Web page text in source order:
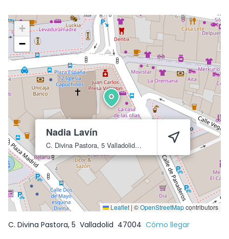
Nadia Lavín
C. Divina Pastora, 5 Valladolid 47004
+
−
Leaflet | ©OpenStreetMapcontributors
C. Divina Pastora, 5 Valladolid 47004 Cómo llegar